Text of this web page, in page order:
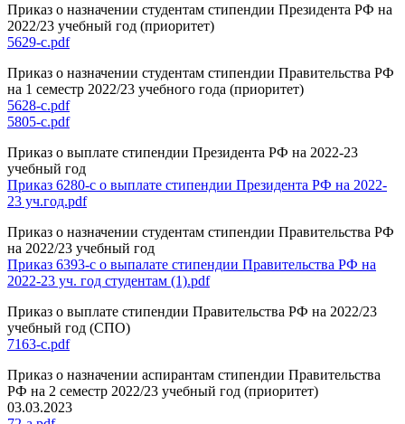
Приказ о назначении студентам стипендии Президента РФ на
2022/23 учебный год (приоритет)
5629-с.pdf
Приказ о назначении студентам стипендии Правительства РФ
на 1 семестр 2022/23 учебного года (приоритет)
5628-с.pdf
5805-с.pdf
Приказ о выплате стипендии Президента РФ на 2022-23
учебный год
Приказ 6280-с о выплате стипендии Президента РФ на 2022-
23 уч.год.pdf
Приказ о назначении студентам стипендии Правительства РФ
на 2022/23 учебный год
Приказ 6393-с о выпалате стипендии Правительства РФ на
2022-23 уч. год студентам (1).pdf
Приказ о выплате стипендии Правительства РФ на 2022/23
учебный год (СПО)
7163-с.pdf
Приказ о назначении аспирантам стипендии Правительства
РФ на 2 семестр 2022/23 учебный год (приоритет)
03.03.2023